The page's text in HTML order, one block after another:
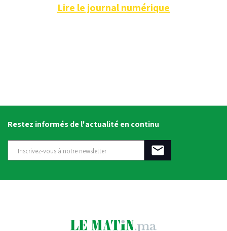
Lire le journal numérique
Restez informés de l'actualité en continu